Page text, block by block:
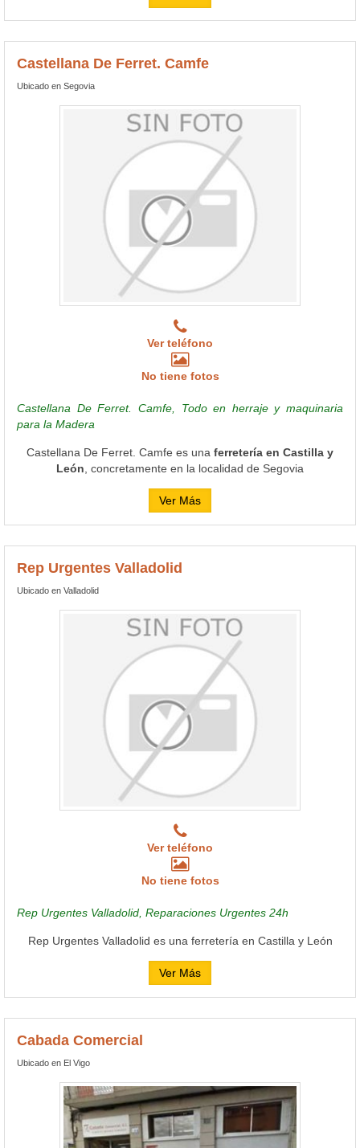
Castellana De Ferret. Camfe
Ubicado en Segovia
Ver teléfono
No tiene fotos
Castellana De Ferret. Camfe, Todo en herraje y maquinaria
para la Madera
Castellana De Ferret. Camfe es una ferretería en Castilla y
León , concretamente en la localidad de Segovia
Ver Más
Rep Urgentes Valladolid
Ubicado en Valladolid
Ver teléfono
No tiene fotos
Rep Urgentes Valladolid, Reparaciones Urgentes 24h
Rep Urgentes Valladolid es una ferretería en Castilla y León
Ver Más
Cabada Comercial
Ubicado en El Vigo